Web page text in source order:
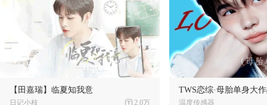
【田嘉瑞】临夏知我意
日记小枝 2.0万
TWS恋综·母胎单身大
温度传感器